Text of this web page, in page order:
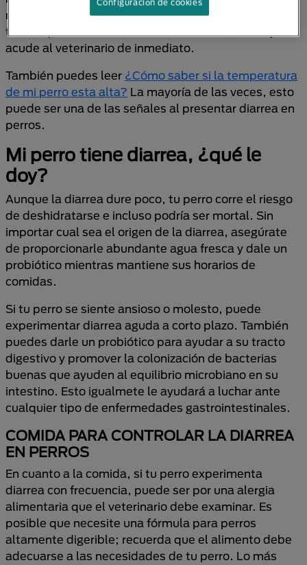
no sólo comida, sino objetos no digeribles o hasta
tóxicos para tu mascota. En estos casos, llama y
acude al veterinario de inmediato.
También puedes leer ¿Cómo saber si la temperatura
de mi perro esta alta? La mayoría de las veces, esto
puede ser una de las señales al presentar diarrea en
perros.
Mi perro tiene diarrea, ¿qué le
doy?
Aunque la diarrea dure poco, tu perro corre el riesgo
de deshidratarse e incluso podría ser mortal. Sin
importar cual sea el origen de la diarrea, asegúrate
de proporcionarle abundante agua fresca y dale un
probiótico mientras mantiene sus horarios de
comidas.
Si tu perro se siente ansioso o molesto, puede
experimentar diarrea aguda a corto plazo. También
puedes darle un probiótico para ayudar a su tracto
digestivo y promover la colonización de bacterias
buenas que ayuden al equilibrio microbiano en su
intestino. Esto igualmete le ayudará a luchar ante
cualquier tipo de enfermedades gastrointestinales.
COMIDA PARA CONTROLAR LA DIARREA
EN PERROS
En cuanto a la comida, si tu perro experimenta
diarrea con frecuencia, puede ser por una alergia
alimentaria que el veterinario debe examinar. Es
posible que necesite una fórmula para perros
altamente digerible; recuerda que el alimento debe
adecuarse a las necesidades de tu perro. Lo más
Configuración de cookies